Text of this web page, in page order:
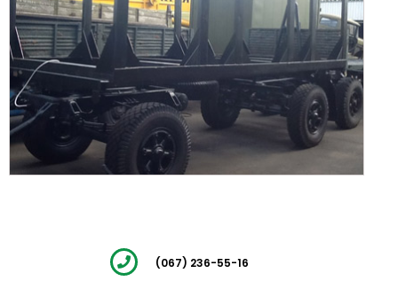
(067) 236-55-16